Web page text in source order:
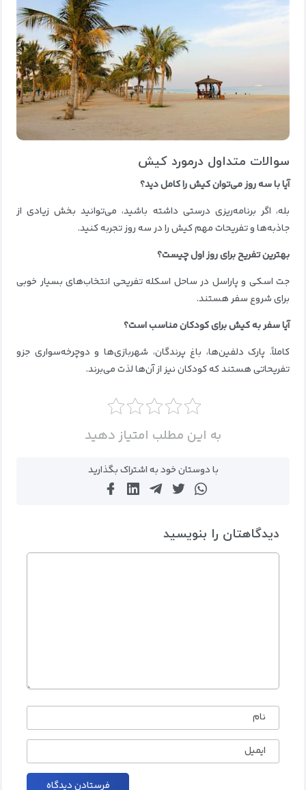
سوالات متداول درمورد کیش
آیا با سه روز می‌توان کیش را کامل دید؟
بله، اگر برنامه‌ریزی درستی داشته باشید، می‌توانید بخش زیادی از
جاذبه‌ها و تفریحات مهم کیش را در سه روز تجربه کنید.
بهترین تفریح برای روز اول چیست؟
جت اسکی و پاراسل در ساحل اسکله تفریحی انتخاب‌های بسیار خوبی
برای شروع سفر هستند.
آیا سفر به کیش برای کودکان مناسب است؟
کاملاً. پارک دلفین‌ها، باغ پرندگان، شهربازی‌ها و دوچرخه‌سواری جزو
تفریحاتی هستند که کودکان نیز از آن‌ها لذت می‌برند.
به این مطلب امتیاز دهید
با دوستان خود به اشتراک بگذارید
دیدگاهتان را بنویسید
نام
ایمیل